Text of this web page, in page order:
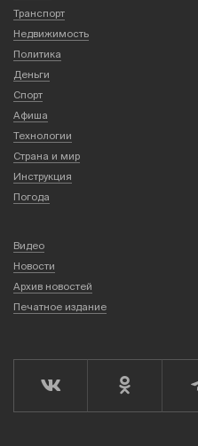
Транспорт
Недвижимость
Политика
Деньги
Спорт
Афиша
Технологии
Страна и мир
Инструкция
Погода
Видео
Новости
Архив новостей
Печатное издание